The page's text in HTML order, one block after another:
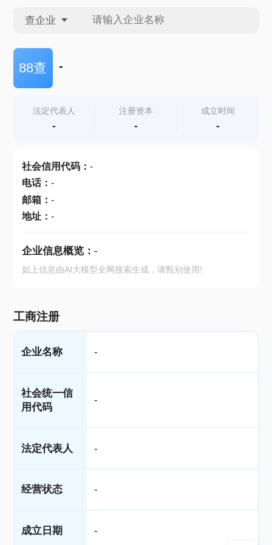
查企业
查企业
查产地
88查 -
法定代表人
-
注册资本
-
成立时间
-
社会信用代码： -
电话： -
邮箱： -
地址： -
企业信息概览： -
如上信息由AI大模型全网搜索生成，请甄别使用!
工商注册
企业名称 -
社会统一信
用代码
-
法定代表人 -
经营状态 -
成立日期 -